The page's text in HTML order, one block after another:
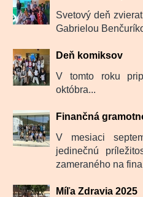
Svetový deň
Gabrielou
Deň komiksov
V tomto roku
októbra...
Finančná
V mesiaci
jedinečnú
zameraného na
Míľa Zdravia 2025